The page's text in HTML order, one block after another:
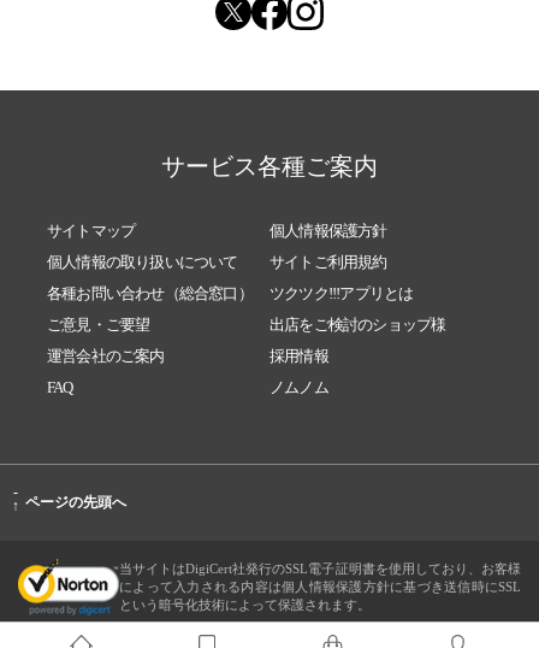
サービス各種ご案内
サイトマップ
個人情報保護方針
個人情報の取り扱いについて
サイトご利用規約
各種お問い合わせ（総合窓口）
ツクツク!!!アプリとは
ご意見・ご要望
出店をご検討のショップ様
運営会社のご案内
採用情報
FAQ
ノムノム
-
↑ ページの先頭へ
当サイトはDigiCert社発行のSSL電子証明書を使用しており、お客様
によって入力される内容は個人情報保護方針に基づき送信時にSSL
という暗号化技術によって保護されます。